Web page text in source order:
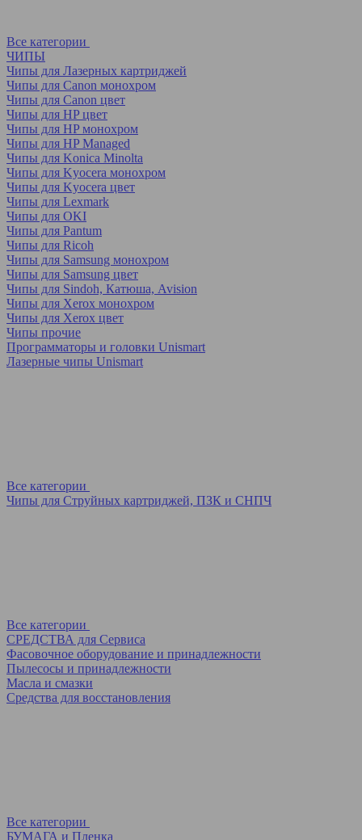
Все категории
ЧИПЫ
Чипы для Лазерных картриджей
Чипы для Canon монохром
Чипы для Canon цвет
Чипы для HP цвет
Чипы для HP монохром
Чипы для HP Managed
Чипы для Konica Minolta
Чипы для Kyocera монохром
Чипы для Kyocera цвет
Чипы для Lexmark
Чипы для OKI
Чипы для Pantum
Чипы для Ricoh
Чипы для Samsung монохром
Чипы для Samsung цвет
Чипы для Sindoh, Катюша, Avision
Чипы для Xerox монохром
Чипы для Xerox цвет
Чипы прочие
Программаторы и головки Unismart
Лазерные чипы Unismart
Все категории
Чипы для Струйных картриджей, ПЗК и СНПЧ
Все категории
СРЕДСТВА для Сервиса
Фасовочное оборудование и принадлежности
Пылесосы и принадлежности
Масла и смазки
Средства для восстановления
Все категории
БУМАГА и Пленка